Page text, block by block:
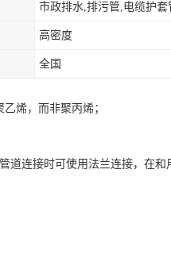
市政排水,排污管,电缆护套
高密度
全国
烯，而非聚丙烯；
道连接时可使用法兰连接，在和